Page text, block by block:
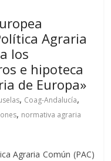
Agraria
los
e hipoteca
de Europa»
, Coag-Andalucía,
, normativa agraria
Agraria Común (PAC)